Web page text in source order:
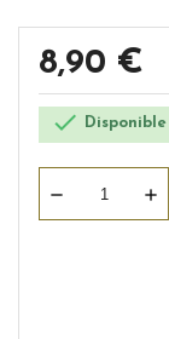
8,90 €
 Disponible